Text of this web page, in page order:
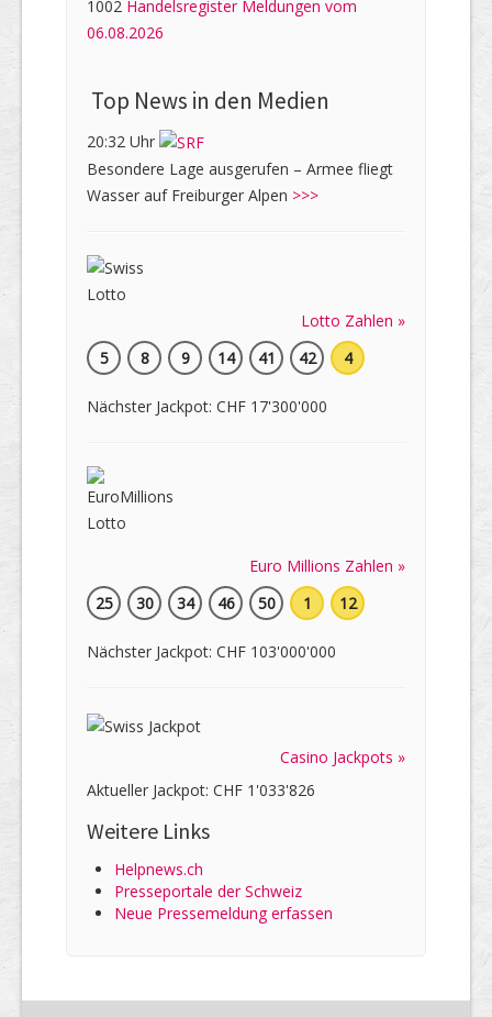
1002 Handelsregister Meldungen vom
06.08.2026
Top News in den Medien
20:32 Uhr
Besondere Lage ausgerufen – Armee fliegt
Wasser auf Freiburger Alpen >>>
Lotto Zahlen »
5
8 9 14 41 42 4
Nächster Jackpot: CHF 17'300'000
Euro Millions Zahlen »
25
30 34 46 50 1 12
Nächster Jackpot: CHF 103'000'000
Casino Jackpots »
Aktueller Jackpot: CHF 1'033'826
Weitere Links
Helpnews.ch
Presseportale der Schweiz
Neue Pressemeldung erfassen